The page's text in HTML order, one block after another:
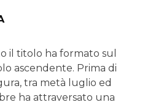
il titolo ha formato sul
ascendente. Prima di
tra metà luglio ed
ha attraversato una